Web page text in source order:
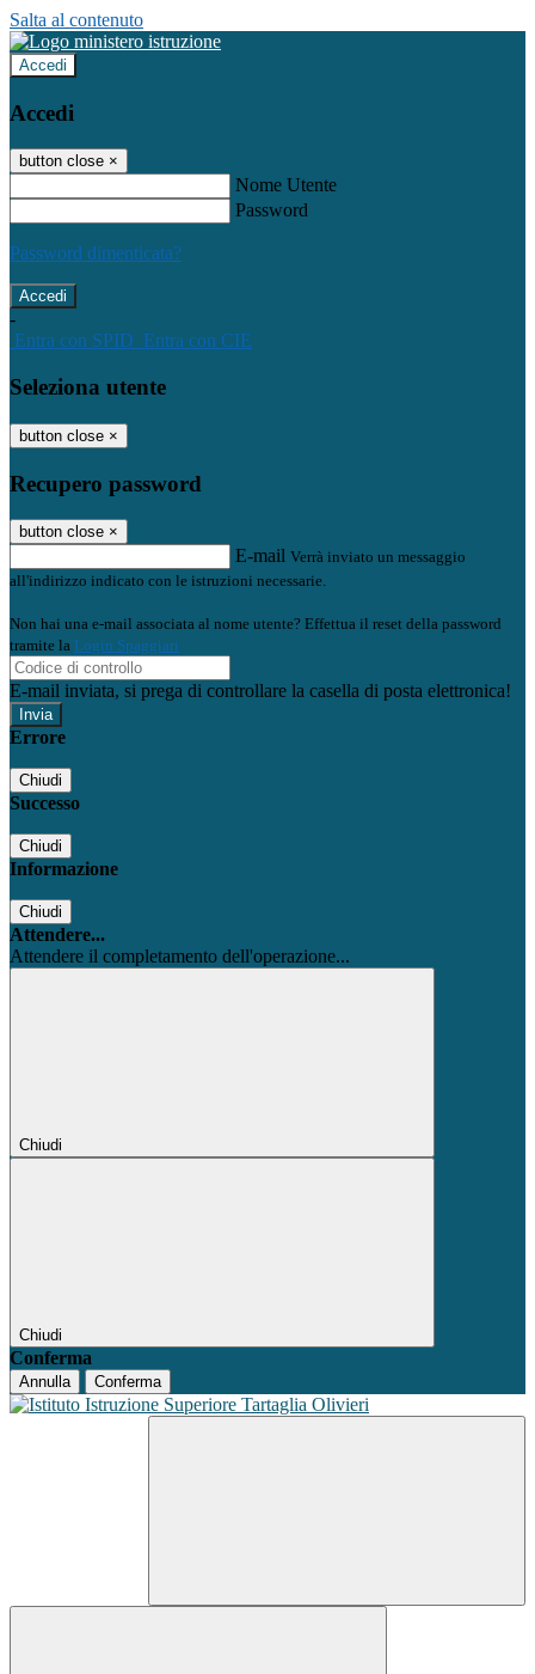
Salta al contenuto
Accedi
Accedi
button close ×
Nome Utente
Password
Password dimenticata?
-
Entra con SPID Entra con CIE
Seleziona utente
button close ×
Recupero password
button close ×
E-mail Verrà inviato un messaggio
all'indirizzo indicato con le istruzioni necessarie.
Non hai una e-mail associata al nome utente? Effettua il reset della password
tramite la Login Spaggiari
E-mail inviata, si prega di controllare la casella di posta elettronica!
Errore
Chiudi
Successo
Chiudi
Informazione
Chiudi
Attendere...
Attendere il completamento dell'operazione...
Chiudi
Chiudi
Conferma
Annulla Conferma